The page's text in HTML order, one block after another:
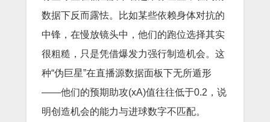
数据下反而露怯。比如某些依赖身体对抗的
中锋，在慢放镜头中，他们的跑位选择其实
很粗糙，只是凭借爆发力强行制造机会。这
种“伪巨星”在直播源数据面板下无所遁形
——他们的预期助攻(xA)值往往低于0.2，说
明创造机会的能力与进球数字不匹配。